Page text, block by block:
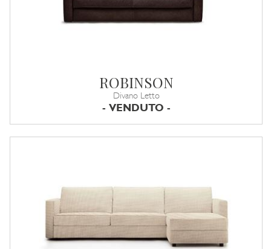
ROBINSON
Divano Letto
- VENDUTO -